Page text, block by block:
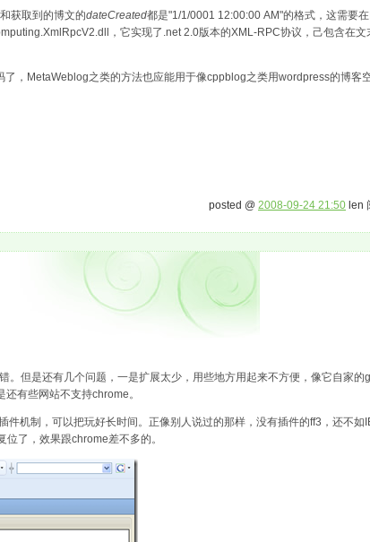
和获取到的博文的dateCreated都是"1/1/0001 12:00:00 AM"的格式，这需要
，它实现了.net 2.0版本的XML-RPC协议，己包含在文
，MetaWeblog之类的方法也应能用于像cppblog之类用wordpress的博客
posted @ 2008-09-24 21:50 len
但是还有几个问题，一是扩展太少，用些地方用起来不方便，像它自家
有些网站不支持chrome。
机制，可以把玩好长时间。正像别人说过的那样，没有插件的ff3，还不如
了，效果跟chrome差不多的。